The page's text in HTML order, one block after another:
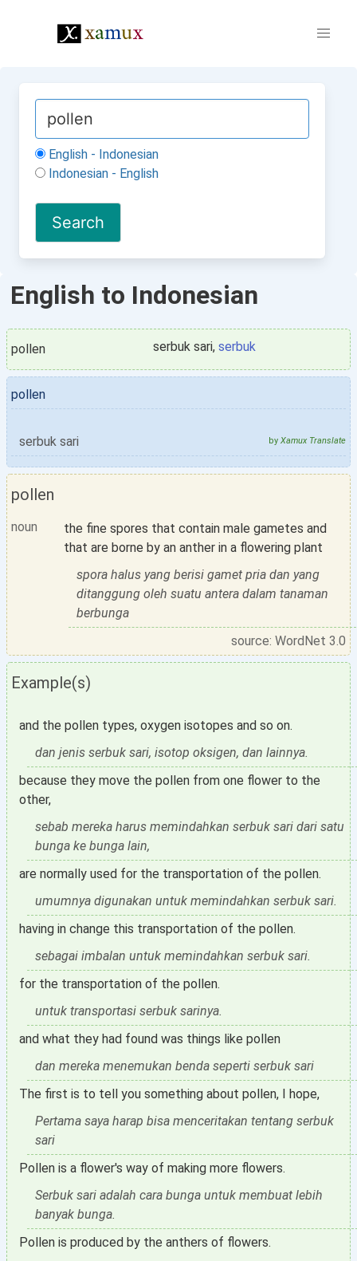
English - Indonesian
Indonesian - English
English to Indonesian
pollen serbuk sari, serbuk
pollen
serbuk sari by Xamux Translate
pollen
noun
the fine spores that contain male gametes and
that are borne by an anther in a flowering plant
spora halus yang berisi gamet pria dan yang
ditanggung oleh suatu antera dalam tanaman
berbunga
source: WordNet 3.0
Example(s)
and the pollen types, oxygen isotopes and so on.
dan jenis serbuk sari, isotop oksigen, dan lainnya.
because they move the pollen from one flower to the
other,
sebab mereka harus memindahkan serbuk sari dari satu
bunga ke bunga lain,
are normally used for the transportation of the pollen.
umumnya digunakan untuk memindahkan serbuk sari.
having in change this transportation of the pollen.
sebagai imbalan untuk memindahkan serbuk sari.
for the transportation of the pollen.
untuk transportasi serbuk sarinya.
and what they had found was things like pollen
dan mereka menemukan benda seperti serbuk sari
The first is to tell you something about pollen, I hope,
Pertama saya harap bisa menceritakan tentang serbuk
sari
Pollen is a flower's way of making more flowers.
Serbuk sari adalah cara bunga untuk membuat lebih
banyak bunga.
Pollen is produced by the anthers of flowers.